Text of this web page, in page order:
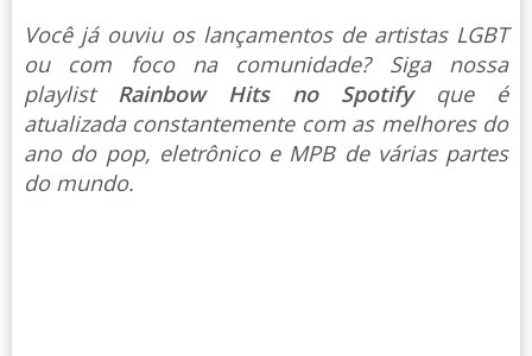
Você já ouviu os lançamentos de artistas LGBT
ou com foco na comunidade? Siga nossa
playlist Rainbow Hits no Spotify que é
atualizada constantemente com as melhores do
ano do pop, eletrônico e MPB de várias partes
do mundo.